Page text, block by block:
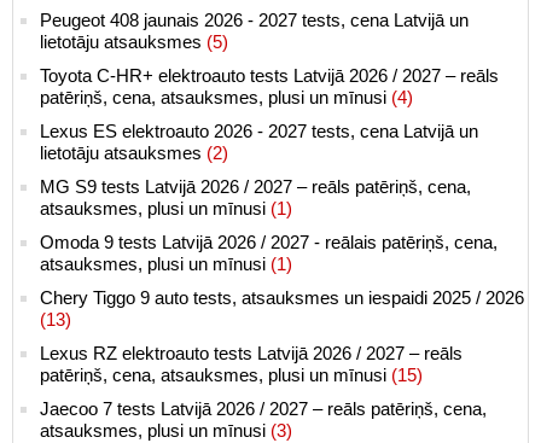
Peugeot 408 jaunais 2026 - 2027 tests, cena Latvijā un
lietotāju atsauksmes (5)
Toyota C-HR+ elektroauto tests Latvijā 2026 / 2027 – reāls
patēriņš, cena, atsauksmes, plusi un mīnusi (4)
Lexus ES elektroauto 2026 - 2027 tests, cena Latvijā un
lietotāju atsauksmes (2)
MG S9 tests Latvijā 2026 / 2027 – reāls patēriņš, cena,
atsauksmes, plusi un mīnusi (1)
Omoda 9 tests Latvijā 2026 / 2027 - reālais patēriņš, cena,
atsauksmes, plusi un mīnusi (1)
Chery Tiggo 9 auto tests, atsauksmes un iespaidi 2025 / 2026
(13)
Lexus RZ elektroauto tests Latvijā 2026 / 2027 – reāls
patēriņš, cena, atsauksmes, plusi un mīnusi (15)
Jaecoo 7 tests Latvijā 2026 / 2027 – reāls patēriņš, cena,
atsauksmes, plusi un mīnusi (3)